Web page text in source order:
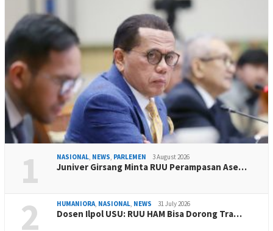
1 NASIONAL, NEWS, PARLEMEN 3 August 2026
Juniver Girsang Minta RUU Perampasan Ase…
2 HUMANIORA, NASIONAL, NEWS 31 July 2026
Dosen Ilpol USU: RUU HAM Bisa Dorong Tra…